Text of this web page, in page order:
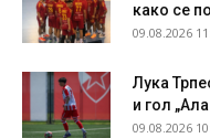
како се
09.08.2026
Лука
и гол
09.08.2026